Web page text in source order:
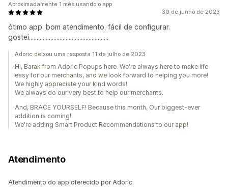
30 de junho de 2023
ótimo app. bom atendimento. fácil de configurar.
gostei....................................................
Aproximadamente 1 mês usando o app
Adoric deixou uma resposta 11 de julho de 2023
Hi, Barak from Adoric Popups here. We're always here to make life
easy for our merchants, and we look forward to helping you more!
We highly appreciate your kind words!
We always do our very best to help our merchants.
And, BRACE YOURSELF! Because this month, Our biggest-ever
addition is coming!
We're adding Smart Product Recommendations to our app!
Atendimento
Atendimento do app oferecido por Adoric.